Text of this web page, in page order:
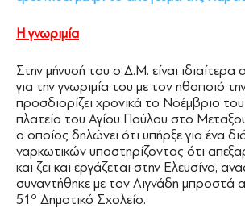
Η γνωριμία
Στην μήνυσή του ο Δ.Μ. είναι ιδιαίτερα
για την γνωριμία του με τον ηθοποιό
προσδιορίζει χρονικά το Νοέμβριο
πλατεία του Αγίου Παύλου στο
ο οποίος δηλώνει ότι υπήρξε για ένα
ναρκωτικών υποστηρίζοντας ότι
και ζει και εργάζεται στην Ελευσίνα,
συναντήθηκε με τον Λιγνάδη μπροστά
51 ο Δημοτικό Σχολείο.